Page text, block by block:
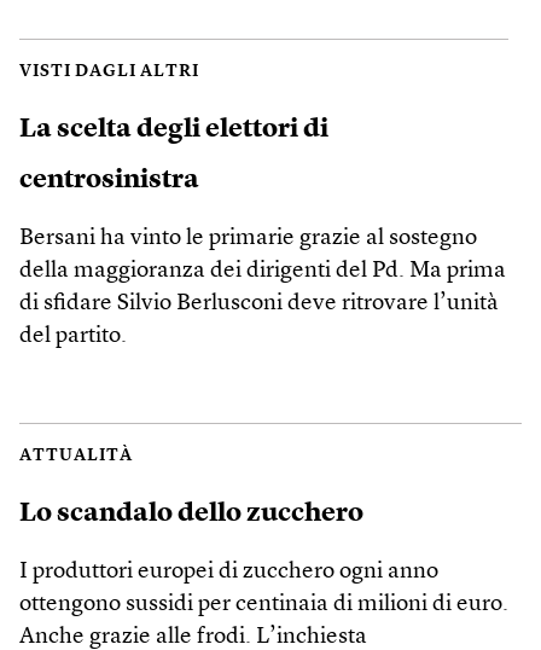
VISTI DAGLI ALTRI
La scelta degli elettori di
centrosinistra
Bersani ha vinto le primarie grazie al sostegno
della maggioranza dei dirigenti del Pd. Ma prima
di sfidare Silvio Berlusconi deve ritrovare l’unità
del partito.
ATTUALITÀ
Lo scandalo dello zucchero
I produttori europei di zucchero ogni anno
ottengono sussidi per centinaia di milioni di euro.
Anche grazie alle frodi. L’inchiesta